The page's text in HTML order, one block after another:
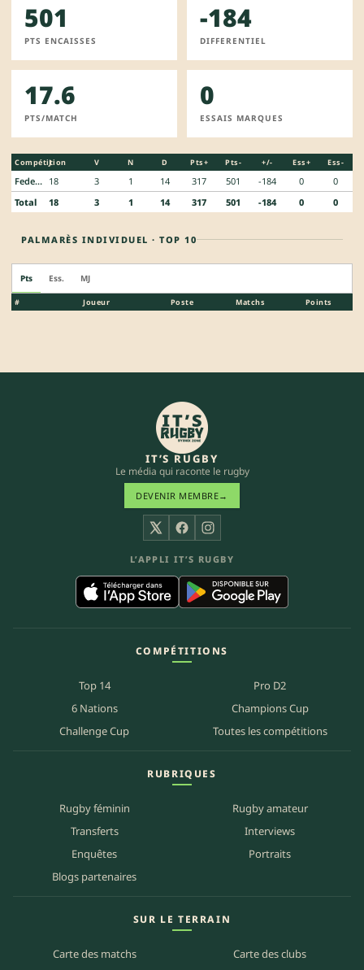
501
PTS ENCAISSES
-184
DIFFERENTIEL
17.6
PTS/MATCH
0
ESSAIS MARQUES
Compétition
J V N D Pts+ Pts- +/- Ess+ Ess-
Federale 3 18 3 1 14 317 501 -184 0
0
Total
18 3 1 14 317 501 -184 0 0
PALMARÈS INDIVIDUEL · TOP 10
Pts Ess. MJ
# Joueur Poste Matchs Points
IT’S RUGBY
Le média qui raconte le rugby
DEVENIR MEMBRE→
X FacebookInstagram
L’APPLI IT’S RUGBY
COMPÉTITIONS
Top 14
Pro D2
6 Nations
Champions Cup
Challenge Cup
Toutes les compétitions
RUBRIQUES
Rugby féminin
Rugby amateur
Transferts
Interviews
Enquêtes
Portraits
Blogs partenaires
SUR LE TERRAIN
Carte des matchs
Carte des clubs